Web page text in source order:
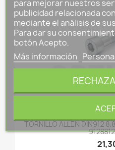
TORNILLO ALLEN DIN912
para mejorar nuestros
publicidad relacionada
mediante el análisis de
Para dar su
botón Acepto.
Más información